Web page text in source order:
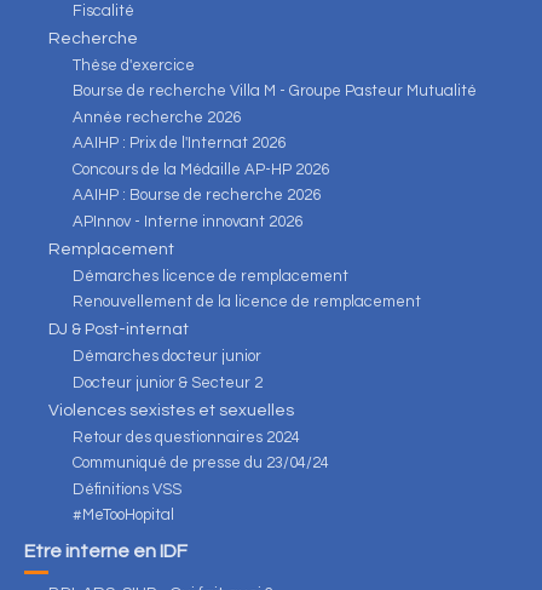
Fiscalité
Recherche
Thèse d'exercice
Bourse de recherche Villa M - Groupe Pasteur Mutualité
Année recherche 2026
AAIHP : Prix de l'Internat 2026
Concours de la Médaille AP-HP 2026
AAIHP : Bourse de recherche 2026
APInnov - Interne innovant 2026
Remplacement
Démarches licence de remplacement
Renouvellement de la licence de remplacement
DJ & Post-internat
Démarches docteur junior
Docteur junior & Secteur 2
Violences sexistes et sexuelles
Retour des questionnaires 2024
Communiqué de presse du 23/04/24
Définitions VSS
#MeTooHopital
Être interne en IDF